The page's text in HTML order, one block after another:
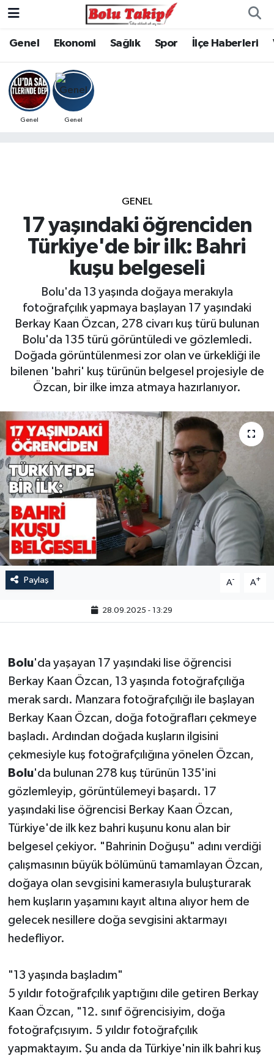
Genel Ekonomi Sağlık Spor İlçe Haberleri
Genel Genel
GENEL
17 yaşındaki öğrenciden
Türkiye'de bir ilk: Bahri
kuşu belgeseli
Bolu'da 13 yaşında doğaya merakıyla
fotoğrafçılık yapmaya başlayan 17 yaşındaki
Berkay Kaan Özcan, 278 civarı kuş türü bulunan
Bolu'da 135 türü görüntüledi ve gözlemledi.
Doğada görüntülenmesi zor olan ve ürkekliği ile
bilenen 'bahri' kuş türünün belgesel projesiyle de
Özcan, bir ilke imza atmaya hazırlanıyor.
Paylaş A- A+
28.09.2025 - 13:29
Bolu'da yaşayan 17 yaşındaki lise öğrencisi
Berkay Kaan Özcan, 13 yaşında fotoğrafçılığa
merak sardı. Manzara fotoğrafçılığı ile başlayan
Berkay Kaan Özcan, doğa fotoğrafları çekmeye
başladı. Ardından doğada kuşların ilgisini
çekmesiyle kuş fotoğrafçılığına yönelen Özcan,
Bolu'da bulunan 278 kuş türünün 135'ini
gözlemleyip, görüntülemeyi başardı. 17
yaşındaki lise öğrencisi Berkay Kaan Özcan,
Türkiye'de ilk kez bahri kuşunu konu alan bir
belgesel çekiyor. "Bahrinin Doğuşu" adını verdiği
çalışmasının büyük bölümünü tamamlayan Özcan,
doğaya olan sevgisini kamerasıyla buluşturarak
hem kuşların yaşamını kayıt altına alıyor hem de
gelecek nesillere doğa sevgisini aktarmayı
hedefliyor.
"13 yaşında başladım"
5 yıldır fotoğrafçılık yaptığını dile getiren Berkay
Kaan Özcan, "12. sınıf öğrencisiyim, doğa
fotoğrafçısıyım. 5 yıldır fotoğrafçılık
yapmaktayım. Şu anda da Türkiye'nin ilk bahri kuş